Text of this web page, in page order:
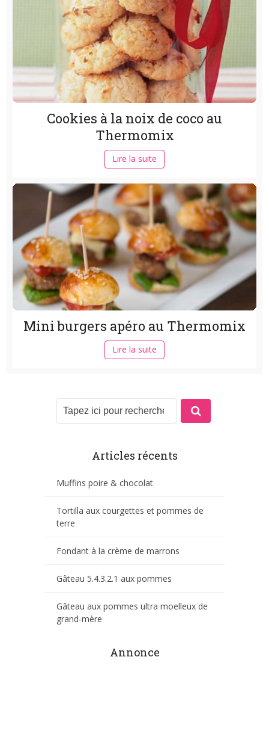
Cookies à la noix de coco au
Thermomix
Lire la suite
Mini burgers apéro au Thermomix
Lire la suite
Articles récents
Muffins poire & chocolat
Tortilla aux courgettes et pommes de
terre
Fondant à la crème de marrons
Gâteau 5.4.3.2.1 aux pommes
Gâteau aux pommes ultra moelleux de
grand-mère
Annonce